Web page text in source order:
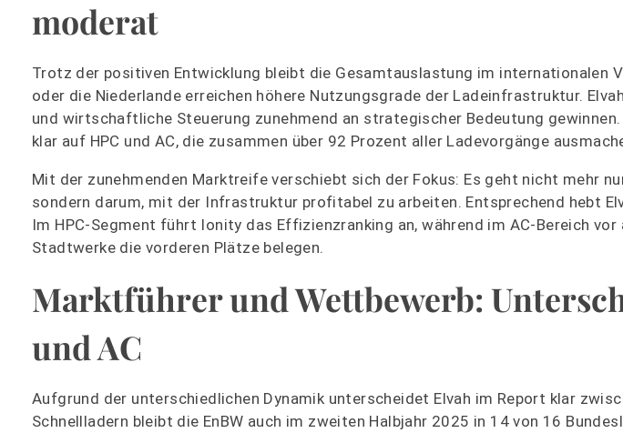
moderat
Trotz der positiven Entwicklung bleibt die Gesamtauslastung im internationalen
oder die Niederlande erreichen höhere Nutzungsgrade der Ladeinfrastruktur.
und wirtschaftliche Steuerung zunehmend an strategischer Bedeutung
klar auf HPC und AC, die zusammen über 92 Prozent aller Ladevorgänge
Mit der zunehmenden Marktreife verschiebt sich der Fokus: Es geht nicht mehr
sondern darum, mit der Infrastruktur profitabel zu arbeiten. Entsprechend hebt
Im HPC-Segment führt Ionity das Effizienzranking an, während im AC-Bereich
Stadtwerke die vorderen Plätze belegen.
Marktführer und Wettbewerb:
und AC
Aufgrund der unterschiedlichen Dynamik unterscheidet Elvah im Report klar
Schnellladern bleibt die EnBW auch im zweiten Halbjahr 2025 in 14 von 16